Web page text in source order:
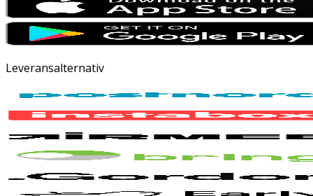
Leveransalternativ